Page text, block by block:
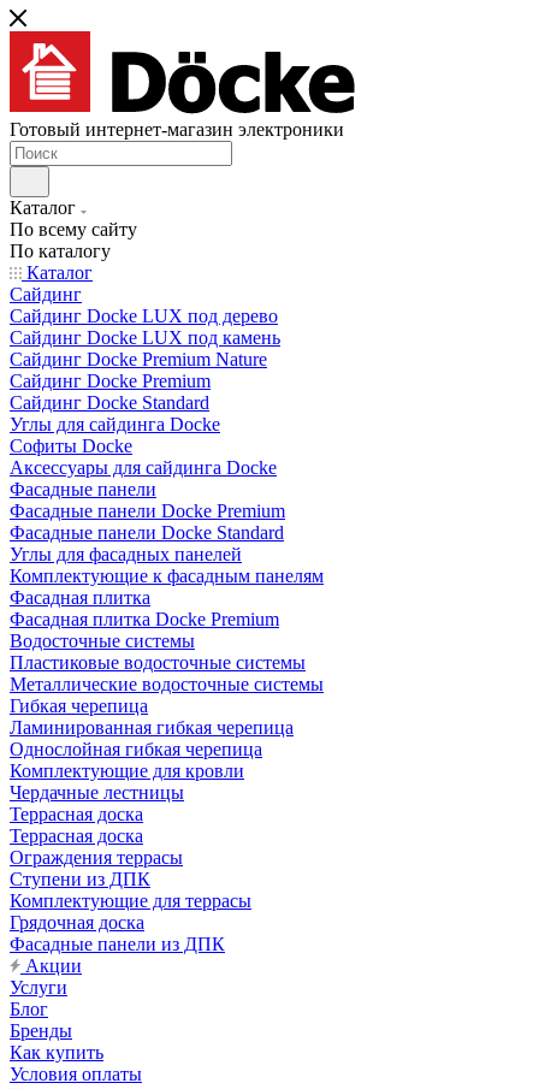
Готовый интернет-магазин электроники
Каталог
По всему сайту
По каталогу
Каталог
Сайдинг
Сайдинг Docke LUX под дерево
Сайдинг Docke LUX под камень
Сайдинг Docke Premium Nature
Сайдинг Docke Premium
Сайдинг Docke Standard
Углы для сайдинга Docke
Софиты Docke
Аксессуары для сайдинга Docke
Фасадные панели
Фасадные панели Docke Premium
Фасадные панели Docke Standard
Углы для фасадных панелей
Комплектующие к фасадным панелям
Фасадная плитка
Фасадная плитка Docke Premium
Водосточные системы
Пластиковые водосточные системы
Металлические водосточные системы
Гибкая черепица
Ламинированная гибкая черепица
Однослойная гибкая черепица
Комплектующие для кровли
Чердачные лестницы
Террасная доска
Террасная доска
Ограждения террасы
Ступени из ДПК
Комплектующие для террасы
Грядочная доска
Фасадные панели из ДПК
Акции
Услуги
Блог
Бренды
Как купить
Условия оплаты